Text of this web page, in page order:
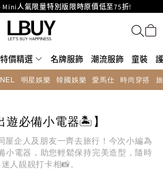
人氣限量特別版限時原價低至75折!
手袋及首飾原價低至6折，立即入手!
Switch 2 正規商品零售店登陸MOKO 4樓
行轉帳及轉數快付款注意事項
HKD500即享免運費！
署頒發2026《正版正貨承諾》商標
特價精選 名牌服飾 潮流服飾 童裝
明星娛樂 韓國娛樂 愛馬仕 時尚穿搭
遊必備小電器🏝️】
企人及朋友一齊去旅行！今次小編為
小電器，助您輕鬆保持完美造型，隨時
人靚靚打卡相📸。​